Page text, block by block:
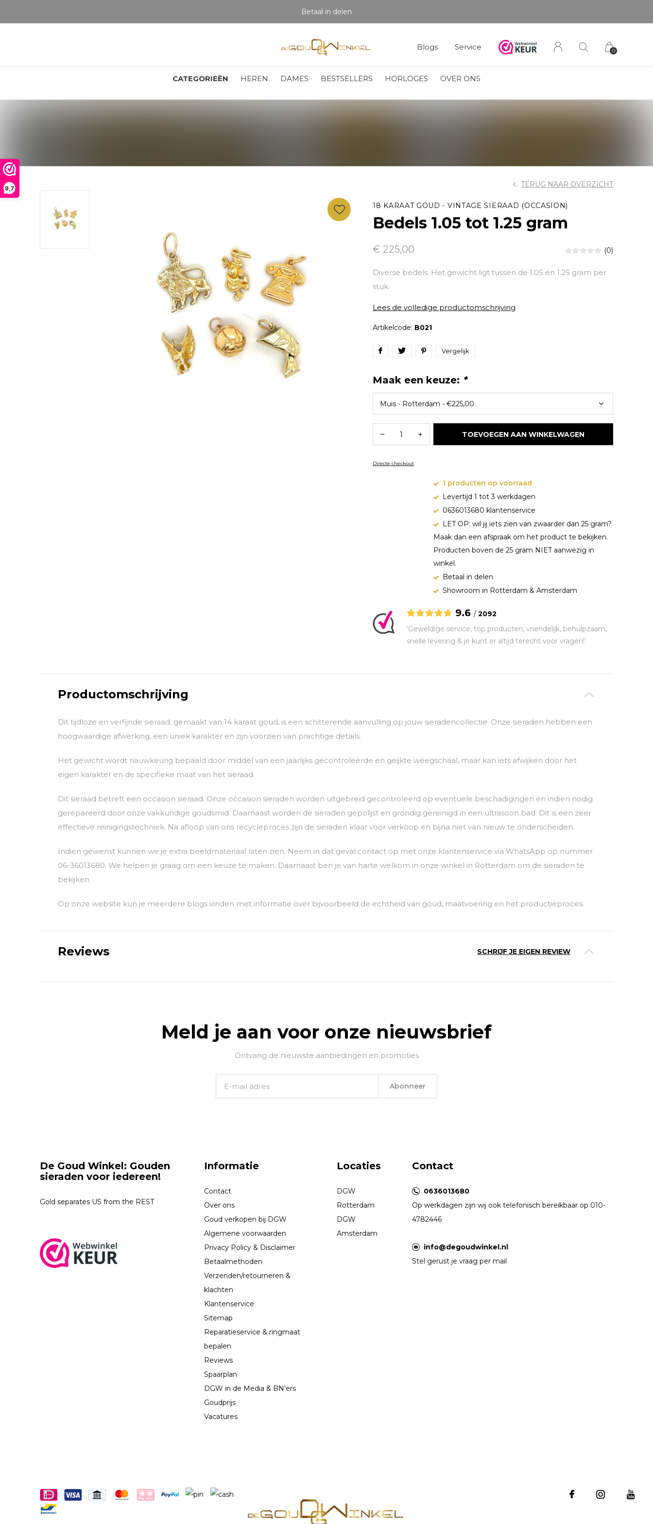
9,7
CATEGORIEËN HEREN DAMES BESTSELLERS HORLOGES OVER ONS
Blogs Service 0
Betaal in delen
18 KARAAT GOUD - VINTAGE SIERAAD (OCCASION)
Bedels 1.05 tot 1.25 gram
TERUG NAAR OVERZICHT
€ 225,00 (0)
Diverse bedels. Het gewicht ligt tussen de 1.05 en 1.25 gram per
stuk.
Lees de volledige productomschrijving
Artikelcode: B021
Vergelijk
Maak een keuze: *
TOEVOEGEN AAN WINKELWAGEN
Directe checkout
1 producten op voorraad
Levertijd 1 tot 3 werkdagen
0636013680 klantenservice
LET OP: wil jij iets zien van zwaarder dan 25 gram?
Maak dan een afspraak om het product te bekijken.
Producten boven de 25 gram NIET aanwezig in
winkel.
Betaal in delen
Showroom in Rotterdam & Amsterdam
9.6 / 2092
‘Geweldige service, top producten, vriendelijk, behulpzaam,
snelle levering & je kunt er altijd terecht voor vragen!’
Productomschrijving
Dit tijdloze en verfijnde sieraad, gemaakt van 14 karaat goud, is een schitterende aanvulling op jouw sieradencollectie. Onze sieraden hebben een
hoogwaardige afwerking, een uniek karakter en zijn voorzien van prachtige details.
Het gewicht wordt nauwkeurig bepaald door middel van een jaarlijks gecontroleerde en geijkte weegschaal, maar kan iets afwijken door het
eigen karakter en de specifieke maat van het sieraad.
Dit sieraad betreft een occasion sieraad. Onze occasion sieraden worden uitgebreid gecontroleerd op eventuele beschadigingen en indien nodig
gerepareerd door onze vakkundige goudsmid. Daarnaast worden de sieraden gepolijst en grondig gereinigd in een ultrasoon bad. Dit is een zeer
effectieve reinigingstechniek. Na afloop van ons recycleproces zijn de sieraden klaar voor verkoop en bijna niet van nieuw te onderscheiden.
Indien gewenst kunnen we je extra beeldmateriaal laten zien. Neem in dat geval contact op met onze klantenservice via WhatsApp op nummer
06-36013680. We helpen je graag om een keuze te maken. Daarnaast ben je van harte welkom in onze winkel in Rotterdam om de sieraden te
bekijken.
Op onze website kun je meerdere blogs vinden met informatie over bijvoorbeeld de echtheid van goud, maatvoering en het productieproces.
Reviews SCHRIJF JE EIGEN REVIEW
Meld je aan voor onze nieuwsbrief
Ontvang de nieuwste aanbiedingen en promoties
Abonneer
De Goud Winkel: Gouden
sieraden voor iedereen!
Gold separates US from the REST
Informatie
Contact
Over ons
Goud verkopen bij DGW
Algemene voorwaarden
Privacy Policy & Disclaimer
Betaalmethoden
Verzenden/retourneren &
klachten
Klantenservice
Sitemap
Reparatieservice & ringmaat
bepalen
Reviews
Spaarplan
DGW in de Media & BN'ers
Goudprijs
Vacatures
Locaties
DGW
Rotterdam
DGW
Amsterdam
Contact
0636013680
Op werkdagen zijn wij ook telefonisch bereikbaar op 010-
4782446
info@degoudwinkel.nl
Stel gerust je vraag per mail